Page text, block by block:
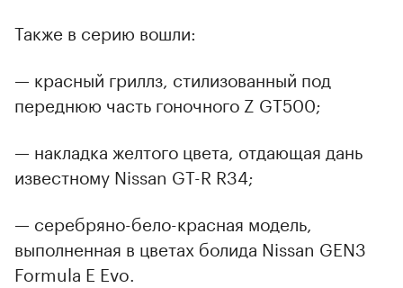
Также в серию вошли:
— красный гриллз, стилизованный под
переднюю часть гоночного Z GT500;
— накладка желтого цвета, отдающая дань
известному Nissan GT-R R34;
— серебряно-бело-красная модель,
выполненная в цветах болида Nissan GEN3
Formula E Evo.